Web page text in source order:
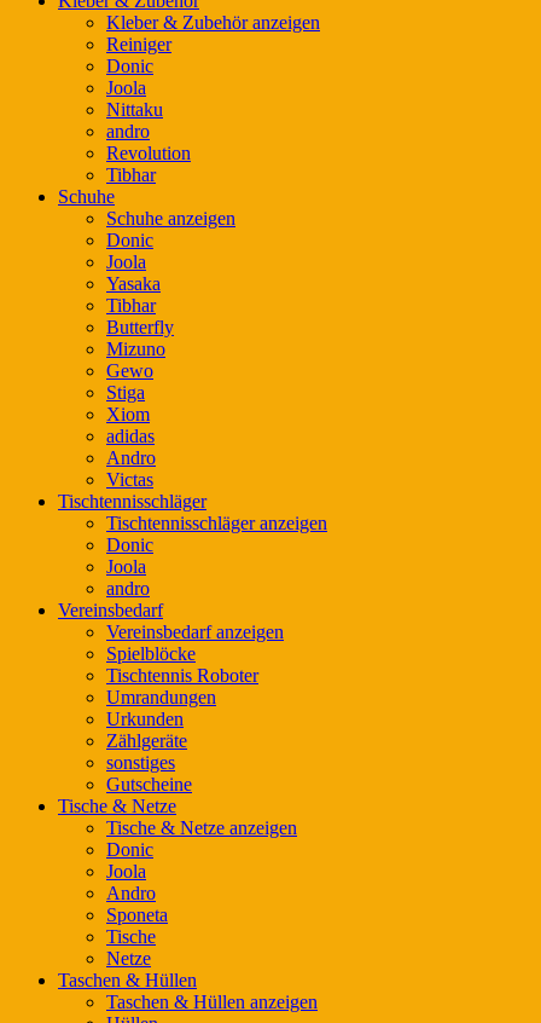
Kleber & Zubehör anzeigen
Reiniger
Donic
Joola
Nittaku
andro
Revolution
Tibhar
Schuhe
Schuhe anzeigen
Donic
Joola
Yasaka
Tibhar
Butterfly
Mizuno
Gewo
Stiga
Xiom
adidas
Andro
Victas
Tischtennisschläger
Tischtennisschläger anzeigen
Donic
Joola
andro
Vereinsbedarf
Vereinsbedarf anzeigen
Spielblöcke
Tischtennis Roboter
Umrandungen
Urkunden
Zählgeräte
sonstiges
Gutscheine
Tische & Netze
Tische & Netze anzeigen
Donic
Joola
Andro
Sponeta
Tische
Netze
Taschen & Hüllen
Taschen & Hüllen anzeigen